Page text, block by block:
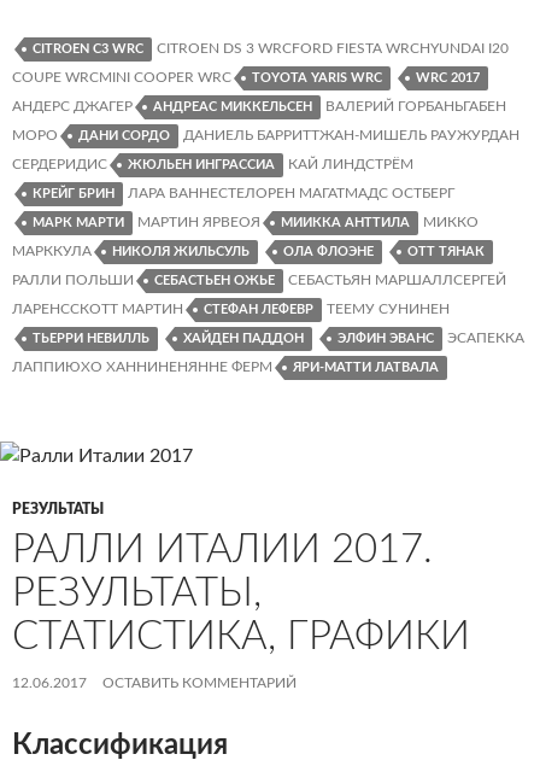
Результаты,
статистика,
графики
CITROEN C3 WRC
CITROEN DS 3 WRCFORD FIESTA WRCHYUNDAI I20
COUPE WRCMINI COOPER WRC
TOYOTA YARIS WRC WRC 2017
АНДЕРС ДЖАГЕР АНДРЕАС МИККЕЛЬСЕН
ВАЛЕРИЙ ГОРБАНЬГАБЕН
МОРО
ДАНИ СОРДО
ДАНИЕЛЬ БАРРИТТЖАН-МИШЕЛЬ РАУЖУРДАН
СЕРДЕРИДИС
ЖЮЛЬЕН ИНГРАССИА КАЙ ЛИНДСТРЁМ
КРЕЙГ БРИН ЛАРА ВАННЕСТЕЛОРЕН МАГАТМАДС ОСТБЕРГ
МАРК МАРТИ МАРТИН ЯРВЕОЯ МИИККА АНТТИЛА
МИККО
МАРККУЛА
НИКОЛЯ ЖИЛЬСУЛЬ ОЛА ФЛОЭНЕ ОТТ ТЯНАК
РАЛЛИ ПОЛЬШИ СЕБАСТЬЕН ОЖЬЕ
СЕБАСТЬЯН МАРШАЛЛСЕРГЕЙ
ЛАРЕНССКОТТ МАРТИН
СТЕФАН ЛЕФЕВР ТЕЕМУ СУНИНЕН
ТЬЕРРИ НЕВИЛЛЬ ХАЙДЕН ПАДДОН ЭЛФИН ЭВАНС
ЭСАПЕККА
ЛАППИЮХО ХАННИНЕНЯННЕ ФЕРМ
ЯРИ-МАТТИ ЛАТВАЛА
РЕЗУЛЬТАТЫ
РАЛЛИ ИТАЛИИ 2017.
РЕЗУЛЬТАТЫ,
СТАТИСТИКА, ГРАФИКИ
12.06.2017 ОСТАВИТЬ КОММЕНТАРИЙ
Классификация